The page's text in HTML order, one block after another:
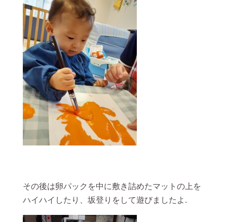
その後は卵パックを中に敷き詰めたマットの上を
ハイハイしたり、坂登りをして遊びましたよ.